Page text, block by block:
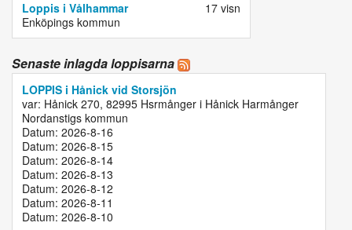
Loppis i Vålhammar
Enköpings kommun
17 visn
Senaste inlagda loppisarna
LOPPIS i Hånick vid Storsjön
var: Hånick 270, 82995 Hsrmånger i Hånick Harmånger
Nordanstigs kommun
Datum: 2026-8-16
Datum: 2026-8-15
Datum: 2026-8-14
Datum: 2026-8-13
Datum: 2026-8-12
Datum: 2026-8-11
Datum: 2026-8-10